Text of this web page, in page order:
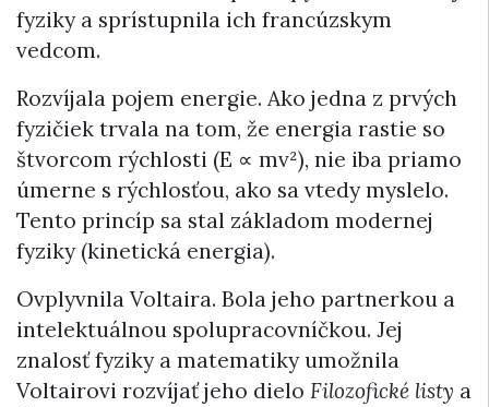
fyziky a sprístupnila ich francúzskym
vedcom.
Rozvíjala pojem energie. Ako jedna z prvých
fyzičiek trvala na tom, že energia rastie so
štvorcom rýchlosti (E ∝ mv²), nie iba priamo
úmerne s rýchlosťou, ako sa vtedy myslelo.
Tento princíp sa stal základom modernej
fyziky (kinetická energia).
Ovplyvnila Voltaira. Bola jeho partnerkou a
intelektuálnou spolupracovníčkou. Jej
znalosť fyziky a matematiky umožnila
Voltairovi rozvíjať jeho dielo Filozofické listy a